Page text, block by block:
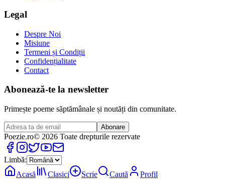
Legal
Despre Noi
Misiune
Termeni și Condiții
Confidențialitate
Contact
Abonează-te la newsletter
Primește poeme săptămânale și noutăți din comunitate.
Abonare
Poezie.ro© 2026 Toate drepturile rezervate
Limbă:
Acasă
Clasici Scrie Caută Profil